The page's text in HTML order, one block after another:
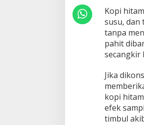
Kopi
susu, dan
tanpa
pahit
secangkir
Jika
kopi
efek
timbul